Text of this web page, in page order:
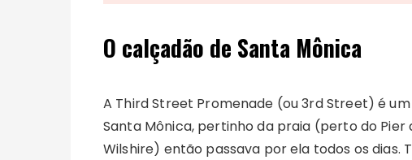
O calçadão de Santa Mônica
A Third Street Promenade (ou 3rd Street) é
Santa Mônica, pertinho da praia (perto do
Wilshire) então passava por ela todos os dias.